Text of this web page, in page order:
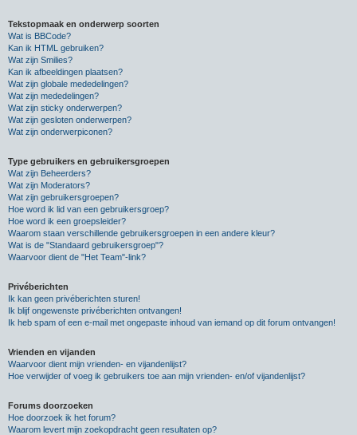
Tekstopmaak en onderwerp soorten
Wat is BBCode?
Kan ik HTML gebruiken?
Wat zijn Smilies?
Kan ik afbeeldingen plaatsen?
Wat zijn globale mededelingen?
Wat zijn mededelingen?
Wat zijn sticky onderwerpen?
Wat zijn gesloten onderwerpen?
Wat zijn onderwerpiconen?
Type gebruikers en gebruikersgroepen
Wat zijn Beheerders?
Wat zijn Moderators?
Wat zijn gebruikersgroepen?
Hoe word ik lid van een gebruikersgroep?
Hoe word ik een groepsleider?
Waarom staan verschillende gebruikersgroepen in een andere kleur?
Wat is de "Standaard gebruikersgroep"?
Waarvoor dient de "Het Team"-link?
Privéberichten
Ik kan geen privéberichten sturen!
Ik blijf ongewenste privéberichten ontvangen!
Ik heb spam of een e-mail met ongepaste inhoud van iemand op dit forum ontvangen!
Vrienden en vijanden
Waarvoor dient mijn vrienden- en vijandenlijst?
Hoe verwijder of voeg ik gebruikers toe aan mijn vrienden- en/of vijandenlijst?
Forums doorzoeken
Hoe doorzoek ik het forum?
Waarom levert mijn zoekopdracht geen resultaten op?